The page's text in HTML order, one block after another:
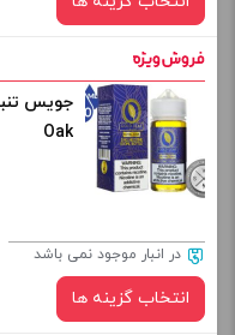
+
برای فعال شدن سبد خرید
از کادر بالا انتخاب کنید.
+
Oak
در انبار موجود نمی باشد
انتخاب گزینه ها